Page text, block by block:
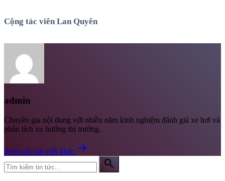
Cộng tác viên Lan Quyên
admin
Chuyên gia nội dung với nhiều năm kinh nghiệm đánh giá xe hơi và
phân tích xu hướng thị trường.
Xem các bài viết khác arrow_right_alt
search